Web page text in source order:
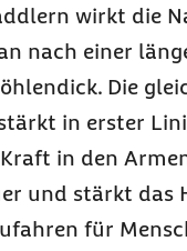
wirkt die
nach einer
Die
in erster
in den
und stärkt das
für